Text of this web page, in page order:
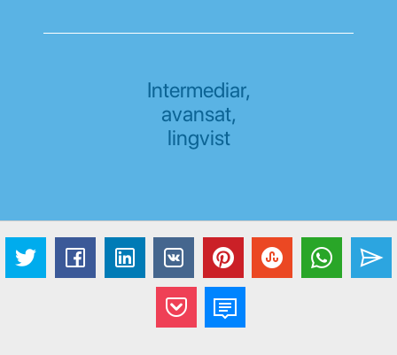
Intermediar,
avansat,
lingvist